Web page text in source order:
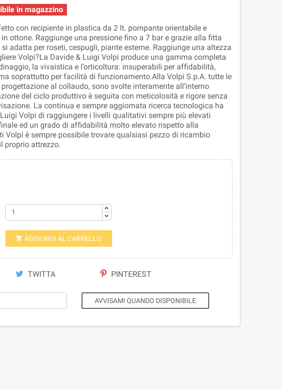
in magazzino
con recipiente in plastica da 2 lt. pompante orientabile e
ottone. Raggiunge una pressione fino a 7 bar e grazie alla fitta
adatta per roseti, cespugli, piante esterne. Raggiunge una altezza
Volpi?La Davide & Luigi Volpi produce una gamma completa
la vivaistica e l’orticoltura: insuperabili per affidabilità,
soprattutto per facilità di funzionamento.Alla Volpi S.p.A. tutte le
al collaudo, sono svolte interamente all’interno
del ciclo produttivo è seguita con meticolosità e rigore senza
La continua e sempre aggiornata ricerca tecnologica ha
Volpi di raggiungere i livelli qualitativi sempre più elevati
ed un grado di affidabilità molto elevato rispetto alla
Volpi è sempre possibile trovare qualsiasi pezzo di ricambio
proprio attrezzo.
 AGGIUNGI AL CARRELLO
TWITTA PINTEREST
AVVISAMI QUANDO DISPONIBILE